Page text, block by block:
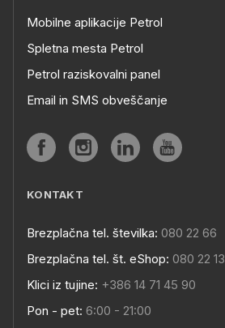
Mobilne aplikacije Petrol
Spletna mesta Petrol
Petrol raziskovalni panel
Email in SMS obveščanje
KONTAKT
Brezplačna tel. številka: 080 22 66
Brezplačna tel. št. eShop: 080 22 13
Klici iz tujine: +386 14 71 45 90
Pon - pet: 6:00 - 21:00